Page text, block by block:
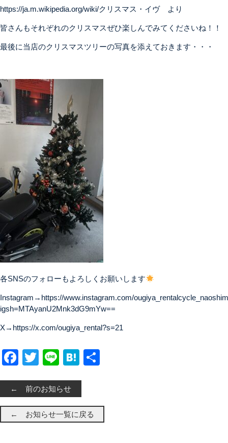
https://ja.m.wikipedia.org/wiki/クリスマス・イヴより
皆さんもそれぞれのクリスマスぜひ楽しんでみてくださいね！！
最後に当店のクリスマスツリーの写真を添えておきます・・・
各SNSのフォローもよろしくお願いします
Instagram→ https://www.instagram.com/
igsh=MTAyanU2Mnk3dG9mYw==
X→ https://x.com/ougiya_rental?s=21
Facebook
Twitter Line Hatena
← 前のお知らせ
← お知らせ一覧に戻る